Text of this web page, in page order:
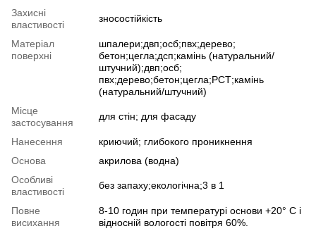
Захисні
властивості
зносостійкість
Матеріал
поверхні
шпалери;двп;осб;пвх;дерево;
бетон;цегла;дсп;камінь (натуральний/
штучний);двп;осб;
пвх;дерево;бетон;цегла;РСТ;камінь
(натуральний/штучний)
Місце
застосування
для стін; для фасаду
Нанесення
криючий; глибокого проникнення
Основа
акрилова (водна)
Особливі
властивості
без запаху;екологічна;3 в 1
Повне
висихання
8-10 годин при температурі основи +20° С і
відносній вологості повітря 60%.